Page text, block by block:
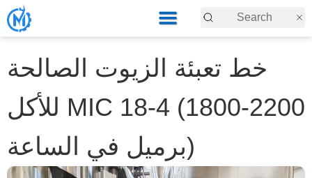
خط تعبئة الزيوت الصالحة
للأكل MIC 18-4 (1800-2200
برميل في الساعة)